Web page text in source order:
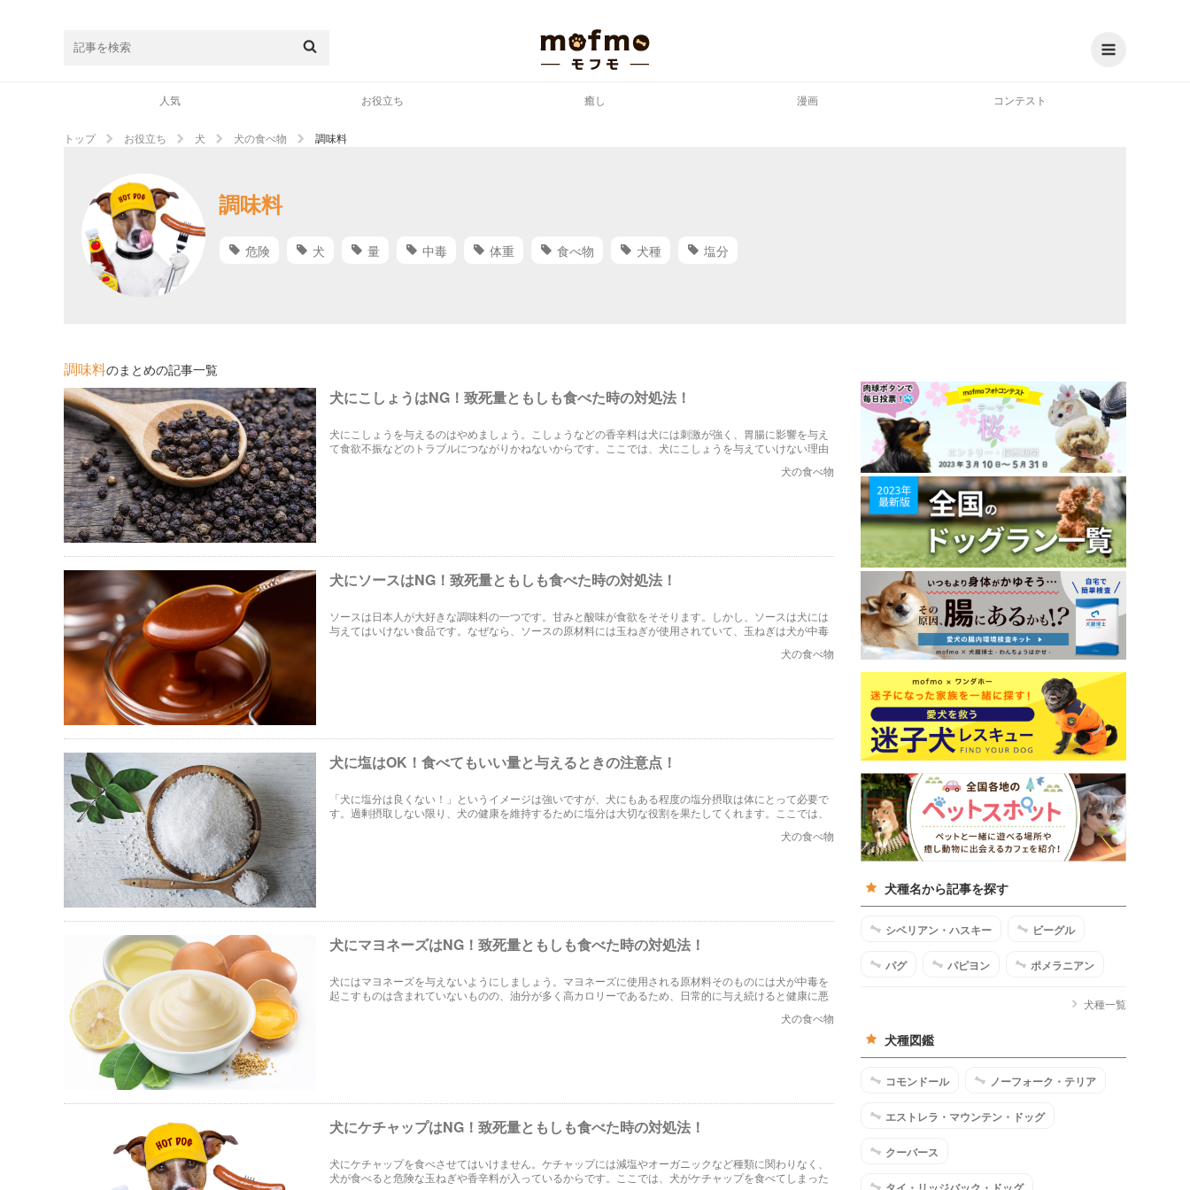
人気 お役立ち 癒し 漫画 コンテスト
トップ お役立ち 犬 犬の食べ物 調味料
調味料
危険 犬 量 中毒 体重 食べ物 犬種 塩分
調味料のまとめの記事一覧
犬にこしょうはNG！致死量ともしも食べた時の対処法！
犬にこしょうを与えるのはやめましょう。こしょうなどの香辛料は犬には刺激が強く、胃腸に影響を与え
て食欲不振などのトラブルにつながりかねないからです。ここでは、犬にこしょうを与えていけない理由
犬の食べ物
犬にソースはNG！致死量ともしも食べた時の対処法！
ソースは日本人が大好きな調味料の一つです。甘みと酸味が食欲をそそります。しかし、ソースは犬には
与えてはいけない食品です。なぜなら、ソースの原材料には玉ねぎが使用されていて、玉ねぎは犬が中毒
犬の食べ物
犬に塩はOK！食べてもいい量と与えるときの注意点！
「犬に塩分は良くない！」というイメージは強いですが、犬にもある程度の塩分摂取は体にとって必要で
す。過剰摂取しない限り、犬の健康を維持するために塩分は大切な役割を果たしてくれます。ここでは、
犬の食べ物
犬にマヨネーズはNG！致死量ともしも食べた時の対処法！
犬にはマヨネーズを与えないようにしましょう。マヨネーズに使用される原材料そのものには犬が中毒を
起こすものは含まれていないものの、油分が多く高カロリーであるため、日常的に与え続けると健康に悪
犬の食べ物
犬にケチャップはNG！致死量ともしも食べた時の対処法！
犬にケチャップを食べさせてはいけません。ケチャップには減塩やオーガニックなど種類に関わりなく、
犬が食べると危険な玉ねぎや香辛料が入っているからです。ここでは、犬がケチャップを食べてしまった
犬種名から記事を探す
シベリアン・ハスキー ビーグル
パグ パピヨン ポメラニアン
犬種一覧
犬種図鑑
コモンドール ノーフォーク・テリア
エストレラ・マウンテン・ドッグ
クーバース